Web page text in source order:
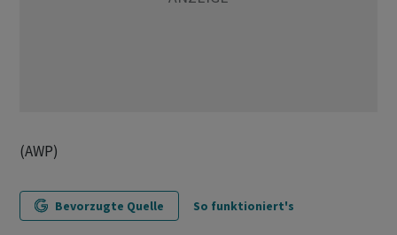
(AWP)
Bevorzugte Quelle So funktioniert's